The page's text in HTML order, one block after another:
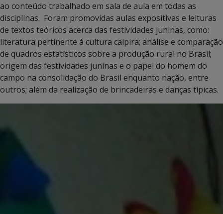
ao conteúdo trabalhado em sala de aula em todas as
disciplinas. Foram promovidas aulas expositivas e leituras
de textos teóricos acerca das festividades juninas, como:
literatura pertinente à cultura caipira; análise e comparação
de quadros estatísticos sobre a produção rural no Brasil;
origem das festividades juninas e o papel do homem do
campo na consolidação do Brasil enquanto nação, entre
outros; além da realização de brincadeiras e danças típicas.